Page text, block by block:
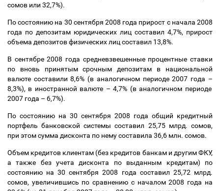
сомов или 32,7%).
По состоянию на 30 сентября 2008 года прирост с начала 2008
года по депозитам юридических лиц составил 4,7%, прирост
объема депозитов физических лиц составил 13,8%.
В сентябре 2008 года средневзвешенные процентные ставки
по вновь принятым срочным депозитам в национальной
валюте составили 8,6% (в аналогичном периоде 2007 года –
8,3%), в иностранной валюте – 4,7% (в аналогичном периоде
2007 года – 6,7%).
По состоянию на 30 сентября 2008 года общий кредитный
портфель банковской системы составил 25,75 млрд. сомов,
при этом сумма дисконта по нему составила 36,6 млн. сомов.
Объем кредитов клиентам (без кредитов банкам и другим ФКУ,
а также без учета дисконта по выданным кредитам) по
состоянию на 30 сентября 2008 года составил 25,72 млрд.
сомов, увеличившись по сравнению с началом 2008 года на